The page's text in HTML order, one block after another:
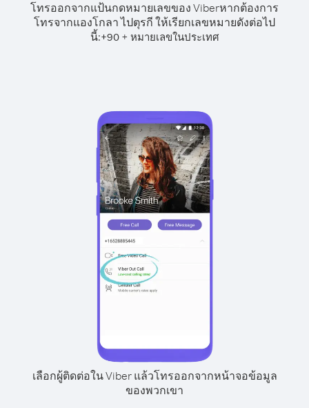
โทรออกจากแป้นกดหมายเลขของ Viberหากต้องการ
โทรจากแองโกลา ไปตุรกี ให้เรียกเลขหมายดังต่อไป
นี้:+90+ หมายเลขในประเทศ
เลือกผู้ติดต่อใน Viber แล้วโทรออกจากหน้าจอข้อมูล
ของพวกเขา